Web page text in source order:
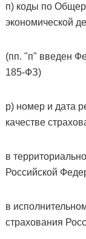
п) коды по
экономической
(пп. "п" введен
185-ФЗ)
р) номер и дата
качестве
в
Российской
в
страхования